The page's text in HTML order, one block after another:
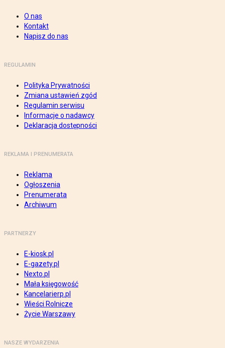
O nas
Kontakt
Napisz do nas
REGULAMIN
Polityka Prywatności
Zmiana ustawień zgód
Regulamin serwisu
Informacje o nadawcy
Deklaracja dostępności
REKLAMA I PRENUMERATA
Reklama
Ogłoszenia
Prenumerata
Archiwum
PARTNERZY
E-kiosk.pl
E-gazety.pl
Nexto.pl
Mała księgowość
Kancelarierp.pl
Wieści Rolnicze
Życie Warszawy
NASZE WYDARZENIA